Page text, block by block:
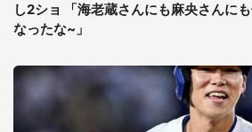
し2ショ 「海老蔵さんにも麻央さんに
なったな~」